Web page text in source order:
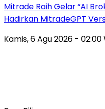
Mitrade Raih Gelar “AI
Hadirkan MitradeGPT
Kamis, 6 Agu 2026 - 02:00